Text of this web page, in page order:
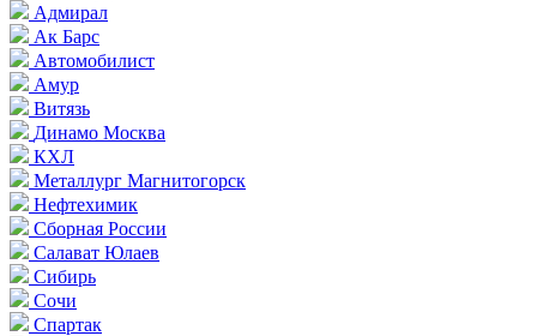
Адмирал
Ак Барс
Автомобилист
Амур
Витязь
Динамо Москва
КХЛ
Металлург Магнитогорск
Нефтехимик
Сборная России
Салават Юлаев
Сибирь
Сочи
Спартак